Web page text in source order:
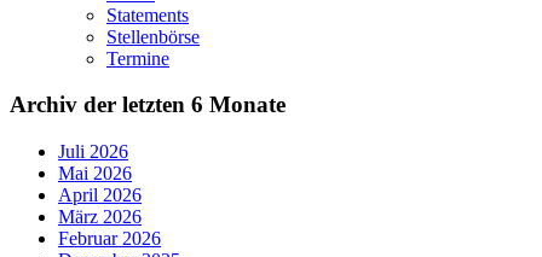
Statements
Stellenbörse
Termine
Archiv der letzten 6 Monate
Juli 2026
Mai 2026
April 2026
März 2026
Februar 2026